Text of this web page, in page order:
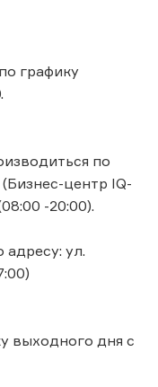
графику
по
(Бизнес-центр IQ-
-20:00).
ул.
выходного дня с